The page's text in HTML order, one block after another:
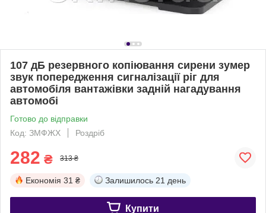
107 дБ резервного копіювання сирени зумер
звук попередження сигналізації ріг для
автомобіля вантажівки задній нагадування
автомобі
Готово до відправки
Код: ЗМФЖХ
Роздріб
282 ₴ 313 ₴
Економія 31 ₴ Залишилось 21 день
Купити